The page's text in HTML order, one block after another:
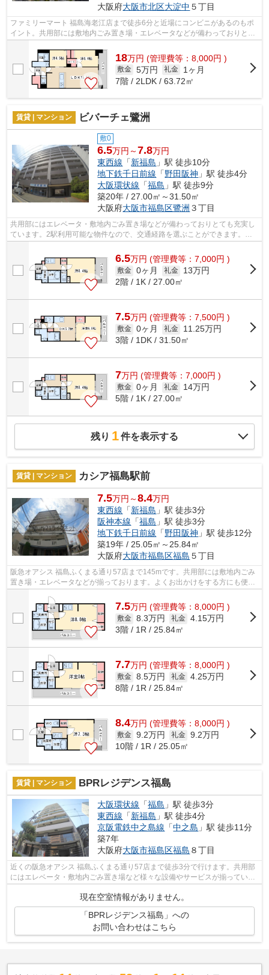
大阪府大阪市北区大淀中 ５丁目
ファミリーマート 福島海老江店まで徒歩6分と近場にコンビニがあるのもポ
イント。共用部には敷地内ごみ置き場・エレベータなどが備わっておりとて
18万円 (管理費等：8,000円 )
敷金 5万円 礼金
1ヶ月
7階 / 2LDK / 63.72㎡
賃貸 | マンション ビバーチェ鷺洲
敷0
6.5万円～7.8万円
東西線 「新福島 」駅 徒歩10分
地下鉄千日前線 「野田阪神 」駅 徒歩4分
大阪環状線 「福島 」駅 徒歩9分
築20年 / 27.00㎡～31.50㎡
大阪府大阪市福島区鷺洲 ３丁目
共用部にはエレベータ・敷地内ごみ置き場などが備わっておりとても充実し
ています。2駅利用可能な物件なので、交通経路を選ぶことができます。こ
ちらはマンションタイプになります。当...
6.5万円 (管理費等：7,000円 )
敷金 0ヶ月 礼金
13万円
2階 / 1K / 27.00㎡
7.5万円 (管理費等：7,500円 )
敷金 0ヶ月 礼金
11.25万円
3階 / 1DK / 31.50㎡
7万円 (管理費等：7,000円 )
敷金 0ヶ月 礼金
14万円
5階 / 1K / 27.00㎡
残り 1件を表示する
賃貸 | マンション カシア福島駅前
7.5万円～8.4万円
東西線 「新福島 」駅 徒歩3分
阪神本線 「福島 」駅 徒歩3分
地下鉄千日前線 「野田阪神 」駅 徒歩12分
築19年 / 25.05㎡～25.84㎡
大阪府大阪市福島区福島 ５丁目
阪急オアシス 福島ふくまる通り57店まで145mです。共用部には敷地内ごみ
置き場・エレベータなどが揃っております。よくお出かけをする方にも便利
な、2駅利用可能なマンションです。外...
7.5万円 (管理費等：8,000円 )
敷金 8.3万円 礼金 4.15万円
3階 / 1R / 25.84㎡
7.7万円 (管理費等：8,000円 )
敷金 8.5万円 礼金 4.25万円
8階 / 1R / 25.84㎡
8.4万円 (管理費等：8,000円 )
敷金 9.2万円 礼金 9.2万円
10階 / 1R / 25.05㎡
賃貸 | マンション BPRレジデンス福島
大阪環状線 「福島 」駅 徒歩3分
東西線 「新福島 」駅 徒歩4分
京阪電鉄中之島線 「中之島 」駅 徒歩11分
築7年
大阪府大阪市福島区福島 ８丁目
近くの阪急オアシス 福島ふくまる通り57店まで徒歩3分で行けます。共用部
にはエレベータ・敷地内ごみ置き場など様々な設備やサービスが揃っている
ので便利です。外観タイル張りは、マ...
現在空室情報がありません。
「BPRレジデンス福島」への
お問い合わせはこちら